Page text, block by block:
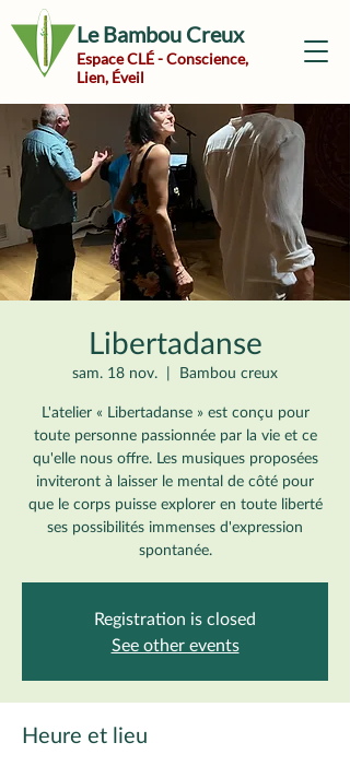
Le Bambou Creux
Espace CLÉ - Conscience,
Lien, Éveil
Libertadanse
sam. 18 nov.
  |
Bambou creux
L'atelier « Libertadanse » est conçu pour
toute personne passionnée par la vie et ce
qu'elle nous offre. Les musiques proposées
inviteront à laisser le mental de côté pour
que le corps puisse explorer en toute liberté
ses possibilités immenses d'expression
spontanée.
Registration is closed
See other events
Heure et lieu